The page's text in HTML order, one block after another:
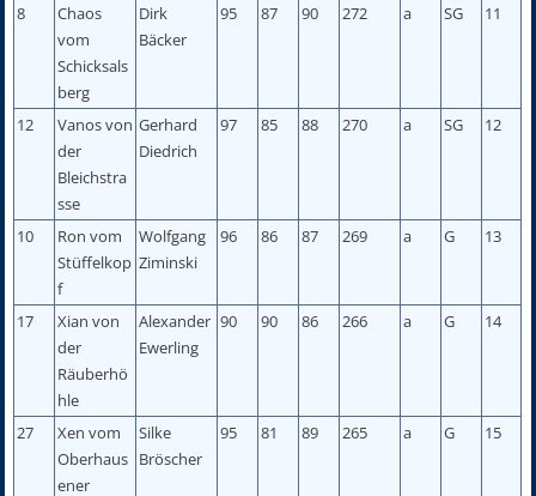
8
Chaos
vom
Schicksals
berg
Dirk
Bäcker
95 87 90 272 a SG 11
12
Vanos von
der
Bleichstra
sse
Gerhard
Diedrich
97 85 88 270 a SG 12
10
Ron vom
Stüffelkop
f
Wolfgang
Ziminski
96 86 87 269 a G 13
17
Xian von
der
Räuberhö
hle
Alexander
Ewerling
90 90 86 266 a G 14
27
Xen vom
Oberhaus
ener
Silke
Bröscher
95 81 89 265 a G 15